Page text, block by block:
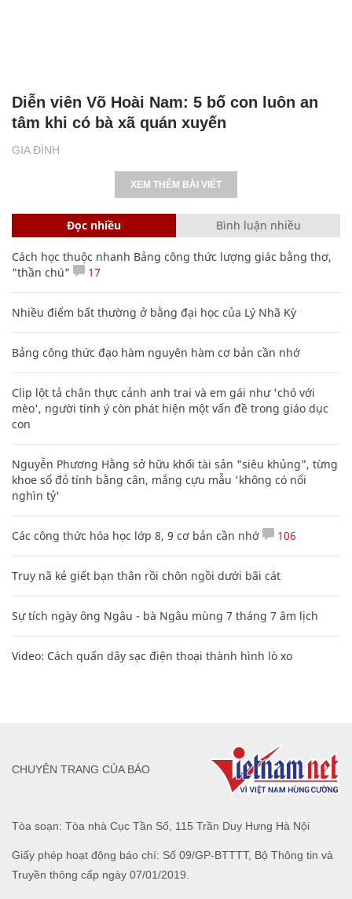
GIA ĐÌNH
Diễn viên Võ Hoài Nam: 5 bố con luôn an
tâm khi có bà xã quán xuyến
XEM THÊM BÀI VIẾT
Đọc nhiều Bình luận nhiều
Cách học thuộc nhanh Bảng công thức lượng giác bằng thơ,
"thần chú"
17
Nhiều điểm bất thường ở bằng đại học của Lý Nhã Kỳ
Bảng công thức đạo hàm nguyên hàm cơ bản cần nhớ
Clip lột tả chân thực cảnh anh trai và em gái như 'chó với
mèo', người tinh ý còn phát hiện một vấn đề trong giáo dục
con
Nguyễn Phương Hằng sở hữu khối tài sản "siêu khủng", từng
khoe sổ đỏ tính bằng cân, mắng cựu mẫu 'không có nổi
nghìn tỷ'
Các công thức hóa học lớp 8, 9 cơ bản cần nhớ 106
Truy nã kẻ giết bạn thân rồi chôn ngồi dưới bãi cát
Sự tích ngày ông Ngâu - bà Ngâu mùng 7 tháng 7 âm lịch
Video: Cách quấn dây sạc điện thoại thành hình lò xo
Tòa soạn: Tòa nhà Cục Tần Số, 115 Trần Duy Hưng Hà Nội
Giấy phép hoạt động báo chí: Số 09/GP-BTTTT, Bộ Thông tin và
Truyền thông cấp ngày 07/01/2019.
CHUYÊN TRANG CỦA BÁO